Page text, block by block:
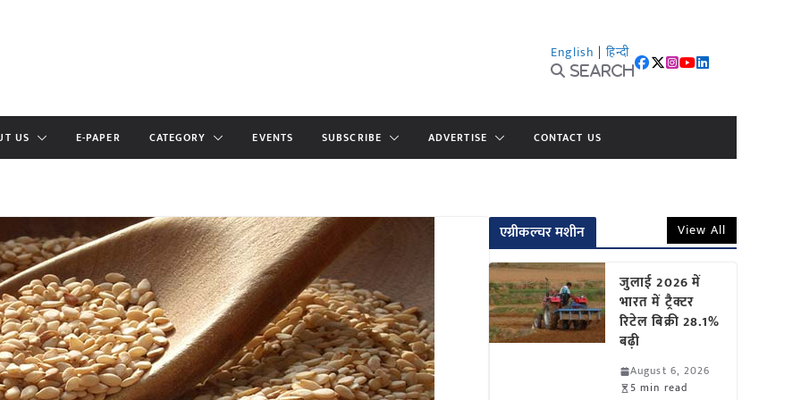
English | हिन्दी
Search
US E-PAPER CATEGORY EVENTS SUBSCRIBE ADVERTISE CONTACT US
एग्रीकल्चर मशीन View All
जुलाई 2026 में
भारत में ट्रैक्टर
रिटेल बिक्री 28.1%
बढ़ी
August 6, 2026
5 min read